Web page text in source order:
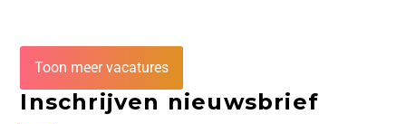
Toon meer vacatures
Inschrijven nieuwsbrief